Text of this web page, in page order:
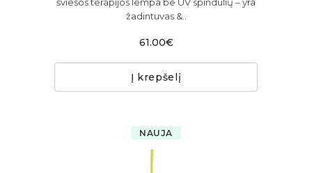
šviesos terapijos lempa be UV spindulių – yra
žadintuvas &..
61.00€
Į krepšelį
NAUJA